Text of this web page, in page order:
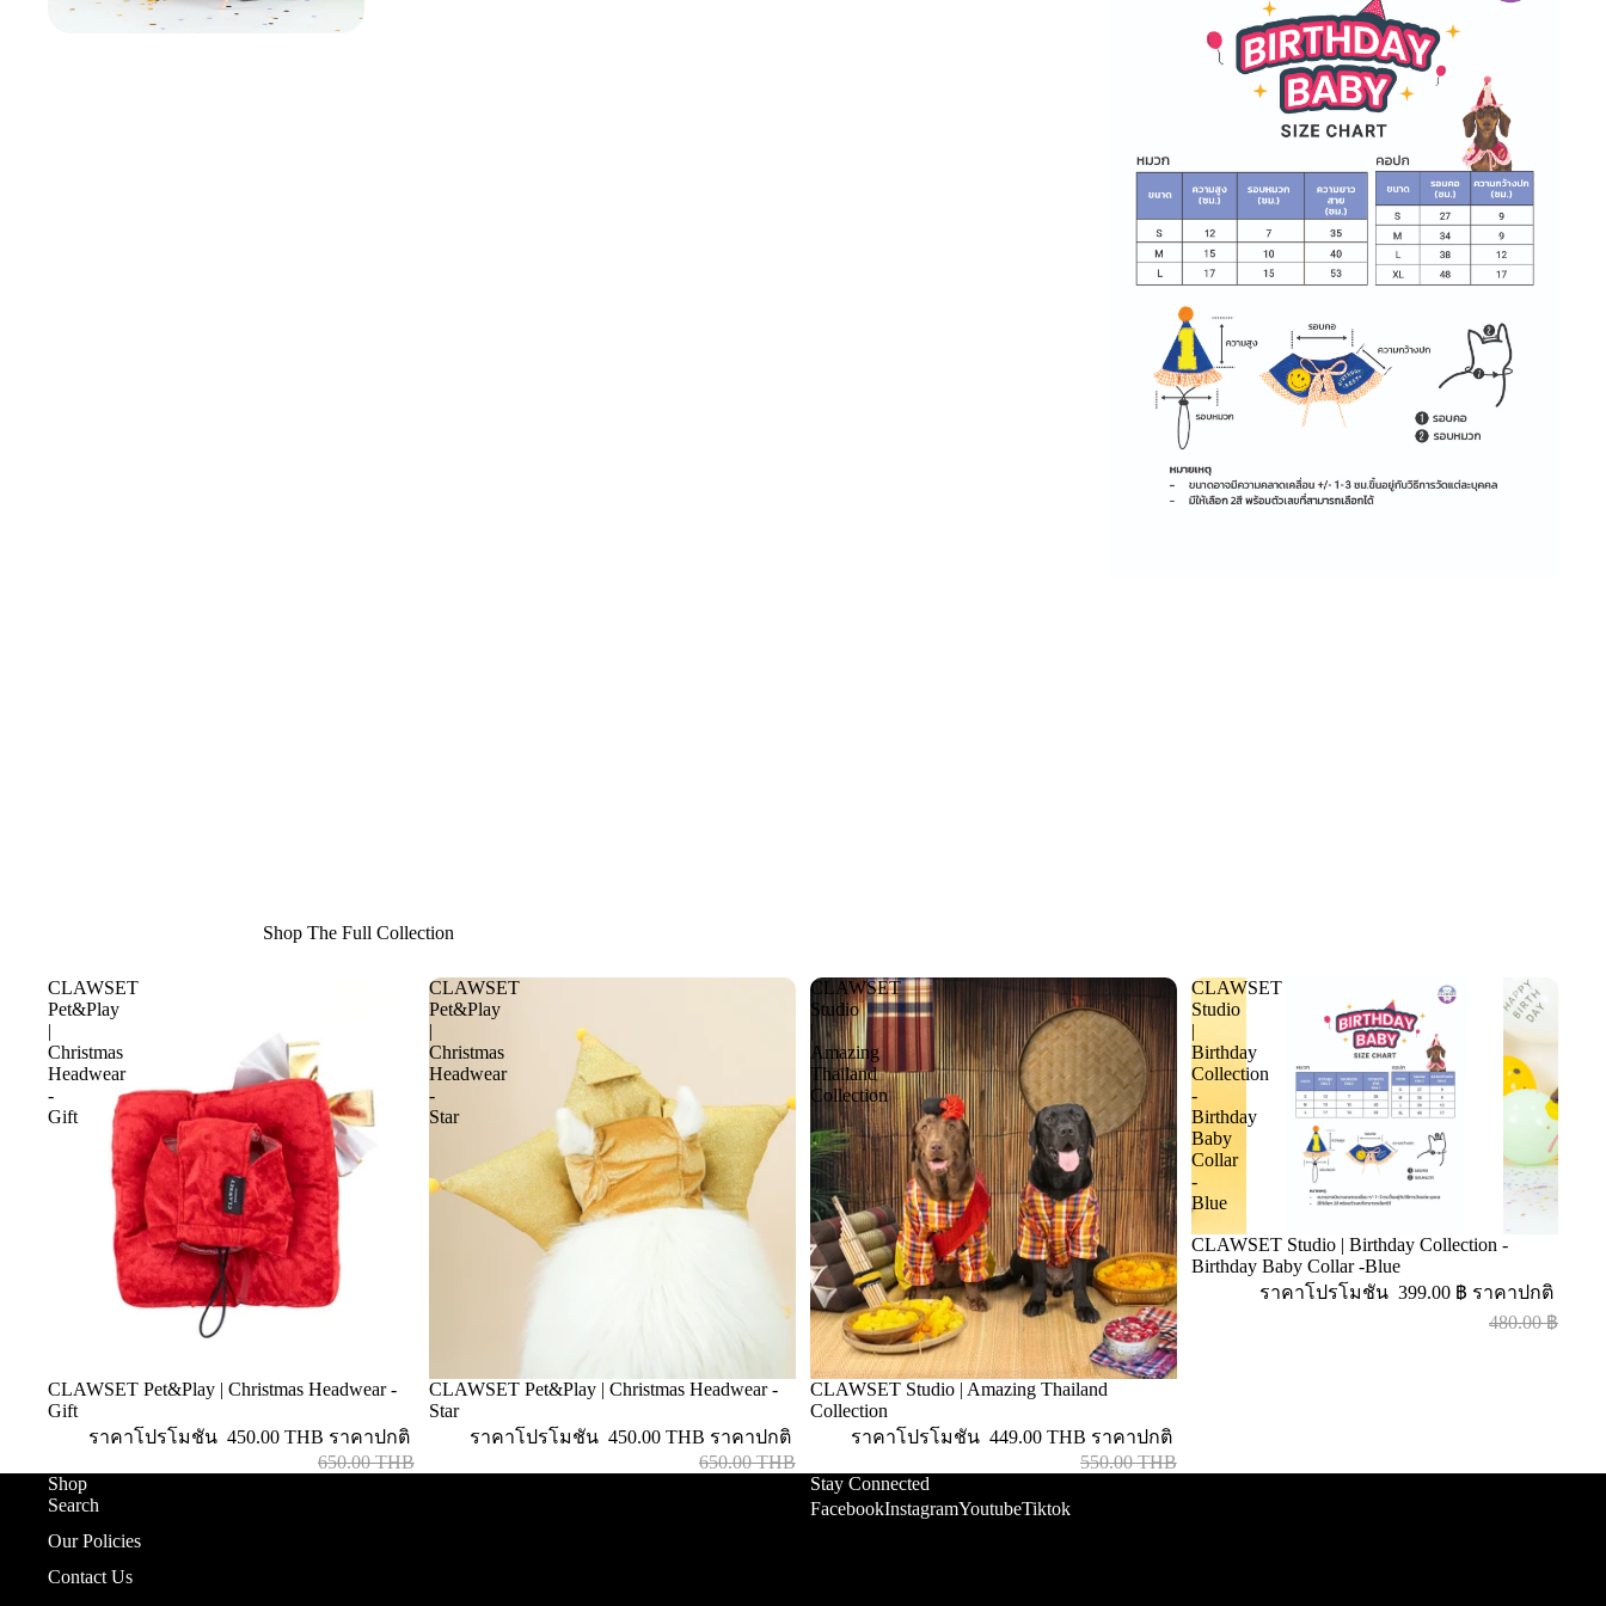
Shop The Full Collection
CLAWSET
Pet&Play
|
Christmas
Headwear
-
Gift
ลดราคา
CLAWSET Pet&Play | Christmas Headwear -
Gift
ราคาโปรโมชัน 450.00 THB ราคาปกติ
650.00 THB
CLAWSET
Pet&Play
|
Christmas
Headwear
-
Star
ลดราคา
CLAWSET Pet&Play | Christmas Headwear -
Star
ราคาโปรโมชัน 450.00 THB ราคาปกติ
650.00 THB
CLAWSET
Studio
|
Amazing
Thailand
Collection
ลดราคา
CLAWSET Studio | Amazing Thailand
Collection
ราคาโปรโมชัน 449.00 THB ราคาปกติ
550.00 THB
CLAWSET
Studio
|
Birthday
Collection
-
Birthday
Baby
Collar
-
Blue
CLAWSET Studio | Birthday Collection -
Birthday Baby Collar -Blue
ราคาโปรโมชัน 399.00 ฿ ราคาปกติ
480.00 ฿
Shop
Search
Our Policies
Contact Us
Stay Connected
FacebookInstagramYoutubeTiktok